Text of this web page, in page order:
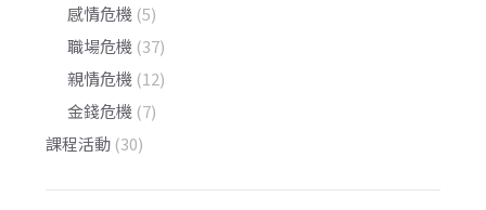
感情危機 (5)
職場危機 (37)
親情危機 (12)
金錢危機 (7)
課程活動 (30)